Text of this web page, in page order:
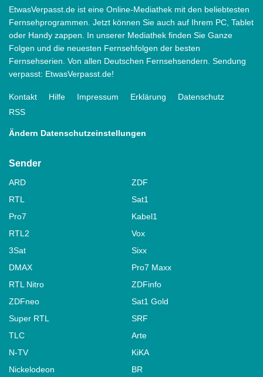
EtwasVerpasst.de ist eine Online-Mediathek mit den beliebtesten
Fernsehprogrammen. Jetzt können Sie auch auf Ihrem PC, Tablet
oder Handy zappen. In unserer Mediathek finden Sie Ganze
Folgen und die neuesten Fernsehfolgen der besten
Fernsehserien. Von allen Deutschen Fernsehsendern. Sendung
verpasst: EtwasVerpasst.de!
Kontakt Hilfe Impressum Erklärung
Datenschutz
RSS
Ändern Datenschutzeinstellungen
Sender
ARD
ZDF
RTL
Sat1
Pro7
Kabel1
RTL2
Vox
3Sat
Sixx
DMAX
Pro7 Maxx
RTL Nitro
ZDFinfo
ZDFneo
Sat1 Gold
Super RTL
SRF
TLC
Arte
N-TV
KiKA
Nickelodeon
BR